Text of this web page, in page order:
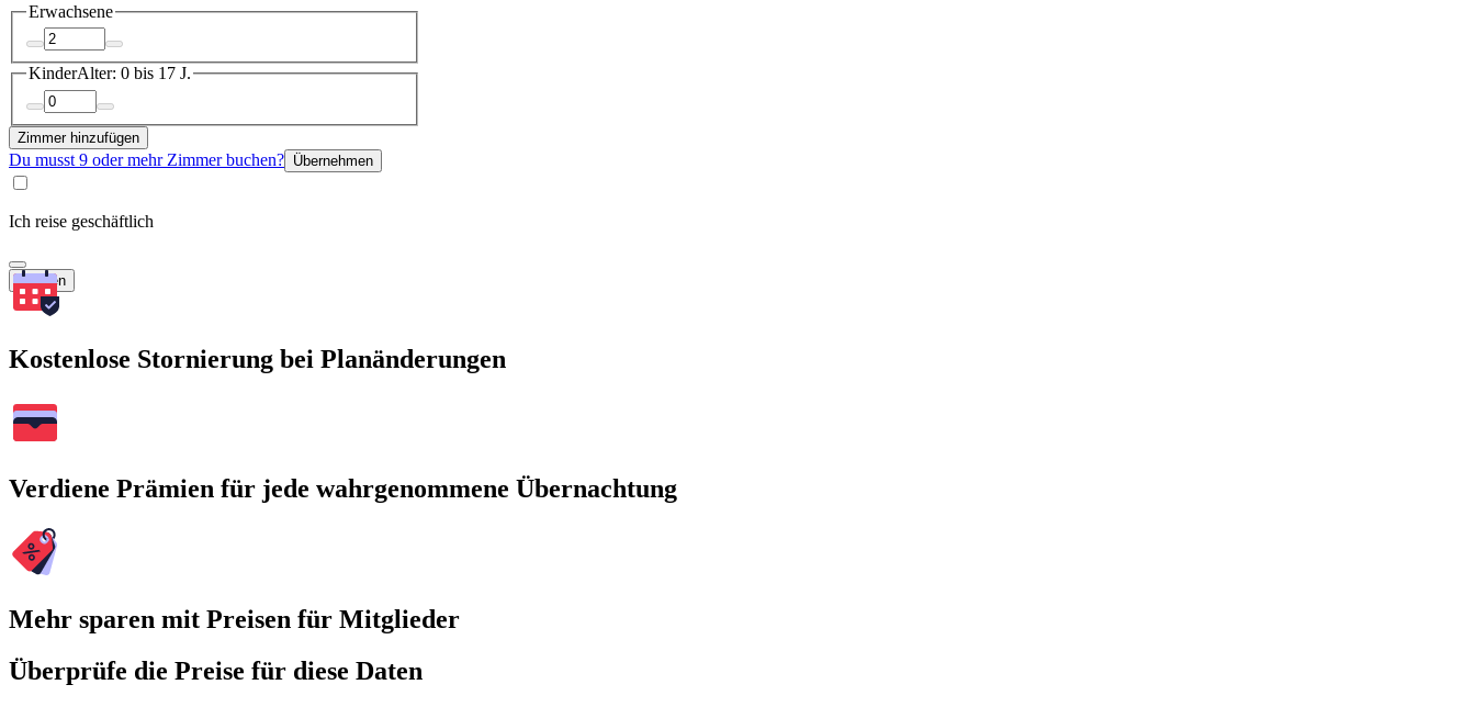
Erwachsene
KinderAlter: 0 bis 17 J.
Zimmer hinzufügen
Du musst 9 oder mehr Zimmer buchen? Übernehmen
Ich reise geschäftlich
Suchen
Kostenlose Stornierung bei Planänderungen
Verdiene Prämien für jede wahrgenommene Übernachtung
Mehr sparen mit Preisen für Mitglieder
Überprüfe die Preise für diese Daten